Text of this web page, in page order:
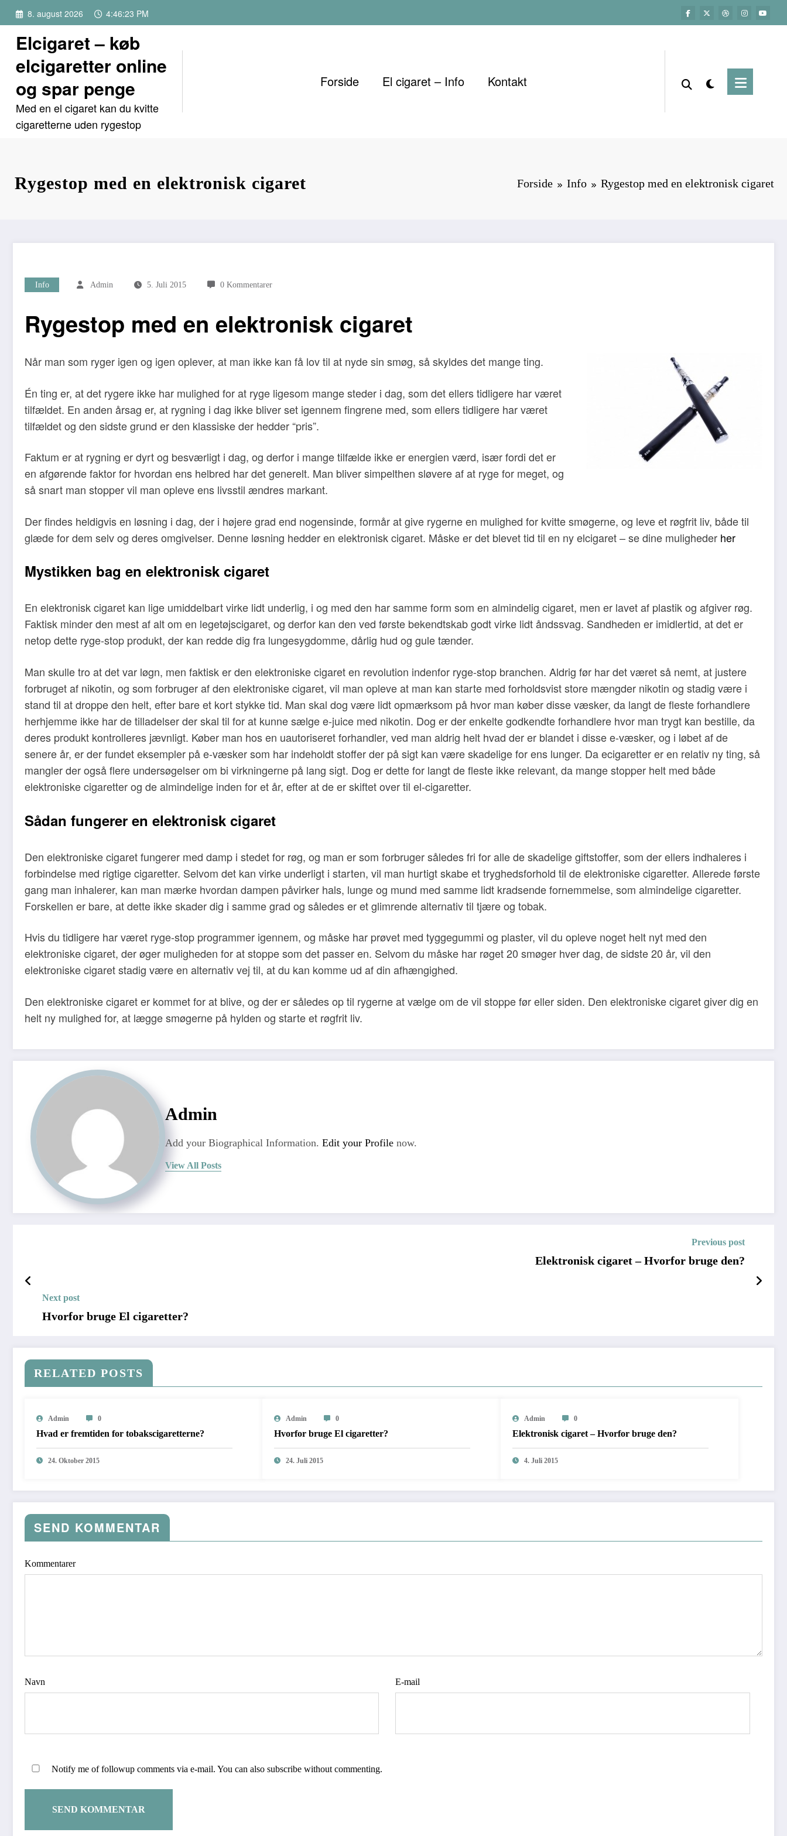
Videre
indhold
8. august 2026 4:46:24 PM
Elcigaret – køb
elcigaretter online
og spar penge
Med en el cigaret kan du kvitte
cigaretterne uden rygestop
Forside El cigaret – Info Kontakt
Rygestop med en elektronisk cigaret Forside Info Rygestop med en elektronisk cigaret
Info Admin 5. Juli 2015 0 Kommentarer
Rygestop med en elektronisk cigaret
Når man som ryger igen og igen oplever, at man ikke kan få lov til at nyde sin smøg, så skyldes det mange ting.
Én ting er, at det rygere ikke har mulighed for at ryge ligesom mange steder i dag, som det ellers tidligere har været
tilfældet. En anden årsag er, at rygning i dag ikke bliver set igennem fingrene med, som ellers tidligere har været
tilfældet og den sidste grund er den klassiske der hedder “pris”.
Faktum er at rygning er dyrt og besværligt i dag, og derfor i mange tilfælde ikke er energien værd, især fordi det er
en afgørende faktor for hvordan ens helbred har det generelt. Man bliver simpelthen sløvere af at ryge for meget, og
så snart man stopper vil man opleve ens livsstil ændres markant.
Der findes heldigvis en løsning i dag, der i højere grad end nogensinde, formår at give rygerne en mulighed for kvitte smøgerne, og leve et røgfrit liv, både til
glæde for dem selv og deres omgivelser. Denne løsning hedder en elektronisk cigaret. Måske er det blevet tid til en ny elcigaret – se dine muligheder her
Mystikken bag en elektronisk cigaret
En elektronisk cigaret kan lige umiddelbart virke lidt underlig, i og med den har samme form som en almindelig cigaret, men er lavet af plastik og afgiver røg.
Faktisk minder den mest af alt om en legetøjscigaret, og derfor kan den ved første bekendtskab godt virke lidt åndssvag. Sandheden er imidlertid, at det er
netop dette ryge-stop produkt, der kan redde dig fra lungesygdomme, dårlig hud og gule tænder.
Man skulle tro at det var løgn, men faktisk er den elektroniske cigaret en revolution indenfor ryge-stop branchen. Aldrig før har det været så nemt, at justere
forbruget af nikotin, og som forbruger af den elektroniske cigaret, vil man opleve at man kan starte med forholdsvist store mængder nikotin og stadig være i
stand til at droppe den helt, efter bare et kort stykke tid. Man skal dog være lidt opmærksom på hvor man køber disse væsker, da langt de fleste forhandlere
herhjemme ikke har de tilladelser der skal til for at kunne sælge e-juice med nikotin. Dog er der enkelte godkendte forhandlere hvor man trygt kan bestille, da
deres produkt kontrolleres jævnligt. Køber man hos en uautoriseret forhandler, ved man aldrig helt hvad der er blandet i disse e-væsker, og i løbet af de
senere år, er der fundet eksempler på e-væsker som har indeholdt stoffer der på sigt kan være skadelige for ens lunger. Da ecigaretter er en relativ ny ting, så
mangler der også flere undersøgelser om bi virkningerne på lang sigt. Dog er dette for langt de fleste ikke relevant, da mange stopper helt med både
elektroniske cigaretter og de almindelige inden for et år, efter at de er skiftet over til el-cigaretter.
Sådan fungerer en elektronisk cigaret
Den elektroniske cigaret fungerer med damp i stedet for røg, og man er som forbruger således fri for alle de skadelige giftstoffer, som der ellers indhaleres i
forbindelse med rigtige cigaretter. Selvom det kan virke underligt i starten, vil man hurtigt skabe et tryghedsforhold til de elektroniske cigaretter. Allerede første
gang man inhalerer, kan man mærke hvordan dampen påvirker hals, lunge og mund med samme lidt kradsende fornemmelse, som almindelige cigaretter.
Forskellen er bare, at dette ikke skader dig i samme grad og således er et glimrende alternativ til tjære og tobak.
Hvis du tidligere har været ryge-stop programmer igennem, og måske har prøvet med tyggegummi og plaster, vil du opleve noget helt nyt med den
elektroniske cigaret, der øger muligheden for at stoppe som det passer en. Selvom du måske har røget 20 smøger hver dag, de sidste 20 år, vil den
elektroniske cigaret stadig være en alternativ vej til, at du kan komme ud af din afhængighed.
Den elektroniske cigaret er kommet for at blive, og der er således op til rygerne at vælge om de vil stoppe før eller siden. Den elektroniske cigaret giver dig en
helt ny mulighed for, at lægge smøgerne på hylden og starte et røgfrit liv.
Admin
Add your Biographical Information. Edit your Profile now.
View All Posts
Previous post
Elektronisk cigaret – Hvorfor bruge den?
Next post
Hvorfor bruge El cigaretter?
RELATED POSTS
Admin 0
Hvad er fremtiden for tobakscigaretterne?
24. Oktober 2015
Admin 0
Hvorfor bruge El cigaretter?
24. Juli 2015
Admin 0
Elektronisk cigaret – Hvorfor bruge den?
4. Juli 2015
SEND KOMMENTAR
Kommentarer
Navn E-mail
Notify me of followup comments via e-mail. You can also subscribe without commenting.